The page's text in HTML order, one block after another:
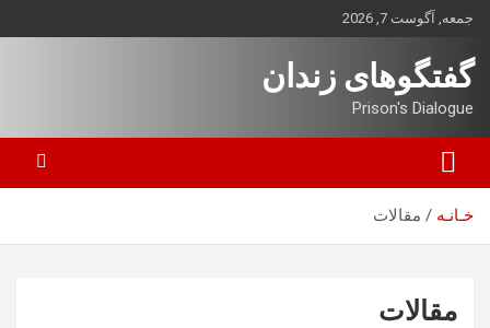
بروید
جمعه, آگوست 7, 2026
گفتگوهای زندان
Prison's Dialogue
خـانـه مقالات
مقالات